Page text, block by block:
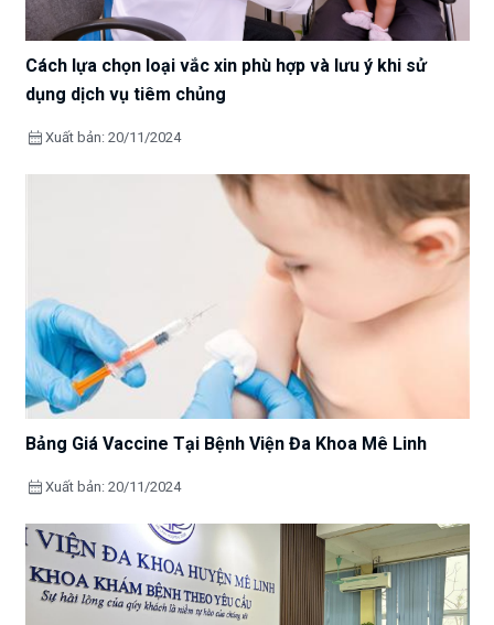
Cách lựa chọn loại vắc xin phù hợp và lưu ý khi sử
dụng dịch vụ tiêm chủng
calendar_month Xuất bản: 20/11/2024
Bảng Giá Vaccine Tại Bệnh Viện Đa Khoa Mê Linh
calendar_month Xuất bản: 20/11/2024